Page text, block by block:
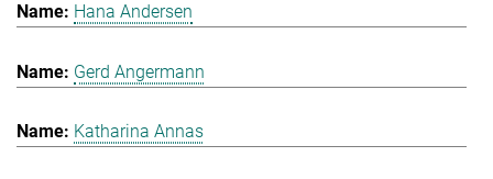
Hana Andersen
Gerd Angermann
Katharina Annas